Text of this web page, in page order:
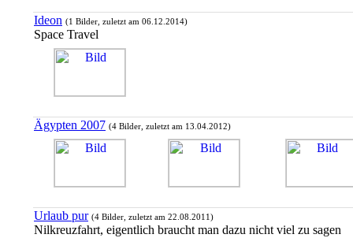
Ideon (1 Bilder, zuletzt am 06.12.2014)
Space Travel
Ägypten 2007 (4 Bilder, zuletzt am 13.04.2012)
Urlaub pur (4 Bilder, zuletzt am 22.08.2011)
Nilkreuzfahrt, eigentlich braucht man dazu nicht viel zu sagen